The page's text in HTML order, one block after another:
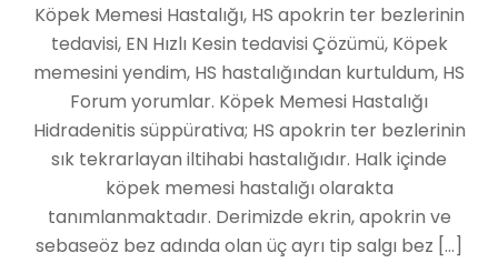
Köpek Memesi Hastalığı, HS apokrin ter bezlerinin
tedavisi, EN Hızlı Kesin tedavisi Çözümü, Köpek
memesini yendim, HS hastalığından kurtuldum, HS
Forum yorumlar. Köpek Memesi Hastalığı
Hidradenitis süppürativa; HS apokrin ter bezlerinin
sık tekrarlayan iltihabi hastalığıdır. Halk içinde
köpek memesi hastalığı olarakta
tanımlanmaktadır. Derimizde ekrin, apokrin ve
sebaseöz bez adında olan üç ayrı tip salgı bez […]